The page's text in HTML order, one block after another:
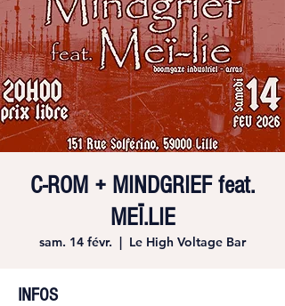
C-ROM + MINDGRIEF feat.
MEÏ.LIE
sam. 14 févr.
  |
Le High Voltage Bar
INFOS